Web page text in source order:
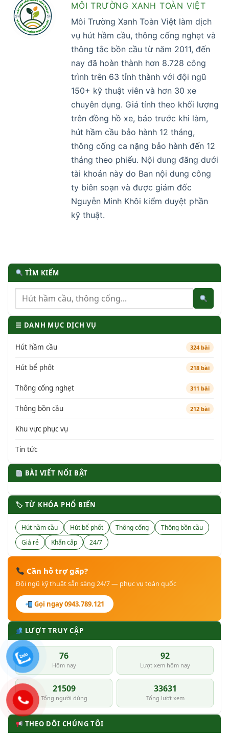
MÔI TRƯỜNG XANH TOÀN VIỆT
Môi Trường Xanh Toàn Việt làm dịch
vụ hút hầm cầu, thông cống nghẹt và
thông tắc bồn cầu từ năm 2011, đến
nay đã hoàn thành hơn 8.728 công
trình trên 63 tỉnh thành với đội ngũ
150+ kỹ thuật viên và hơn 30 xe
chuyên dụng. Giá tính theo khối lượng
trên đồng hồ xe, báo trước khi làm,
hút hầm cầu bảo hành 12 tháng,
thông cống ca nặng bảo hành đến 12
tháng theo phiếu. Nội dung đăng dưới
tài khoản này do Ban nội dung công
ty biên soạn và được giám đốc
Nguyễn Minh Khôi kiểm duyệt phần
kỹ thuật.
TÌM KIẾM
☰ DANH MỤC DỊCH VỤ
Hút hầm cầu 324 bài
Hút bể phốt 218 bài
Thông cống nghẹt 311 bài
Thông bồn cầu 212 bài
Khu vực phục vụ
Tin tức
BÀI VIẾT NỔI BẬT
🏷 TỪ KHÓA PHỔ BIẾN
Hút hầm cầu Hút bể phốt Thông cống
Thông bồn cầu
Giá rẻ
Khẩn cấp 24/7
Cần hỗ trợ gấp?
Đội ngũ kỹ thuật sẵn sàng 24/7 — phục vụ toàn quốc
Gọi ngay 0943.789.121
LƯỢT TRUY CẬP
76
Hôm nay
92
Lượt xem hôm nay
21509
Tổng người dùng
33631
Tổng lượt xem
THEO DÕI CHÚNG TÔI